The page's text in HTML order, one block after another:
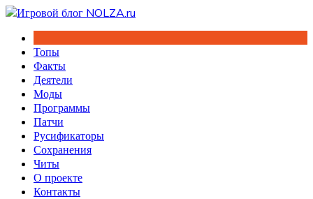
Перейти
содержимому
Топы
Факты
Деятели
Моды
Программы
Патчи
Русификаторы
Сохранения
Читы
О проекте
Контакты